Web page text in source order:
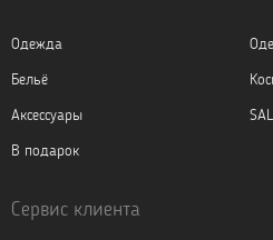
Одежда
Бельё
Аксессуары
В подарок
Сервис клиента